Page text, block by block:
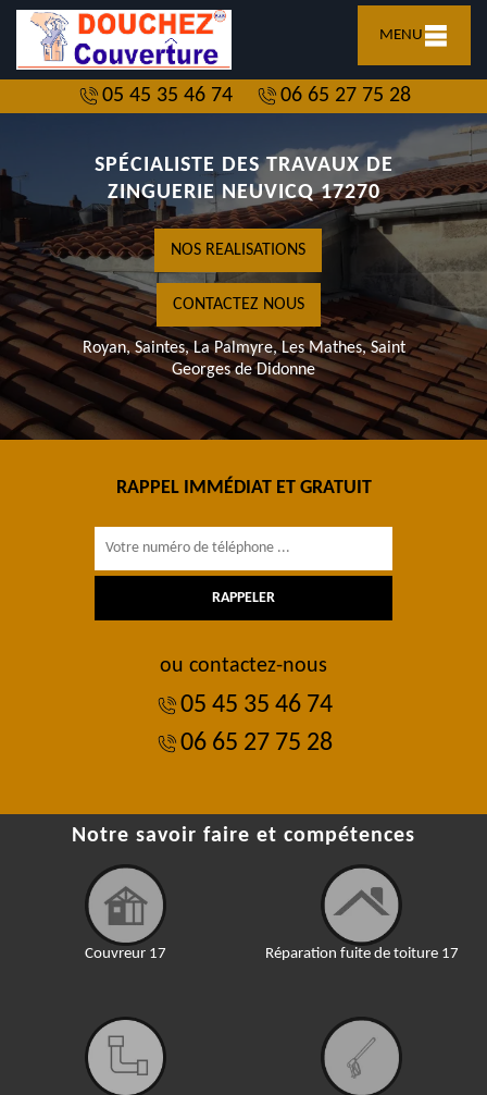
MENU
05 45 35 46 74 06 65 27 75 28
SPÉCIALISTE DES TRAVAUX DE
ZINGUERIE NEUVICQ 17270
NOS REALISATIONS
CONTACTEZ NOUS
Royan, Saintes, La Palmyre, Les Mathes, Saint
Georges de Didonne
RAPPEL IMMÉDIAT ET GRATUIT
ou contactez-nous
05 45 35 46 74
06 65 27 75 28
Notre savoir faire et compétences
Couvreur 17 Réparation fuite de toiture 17